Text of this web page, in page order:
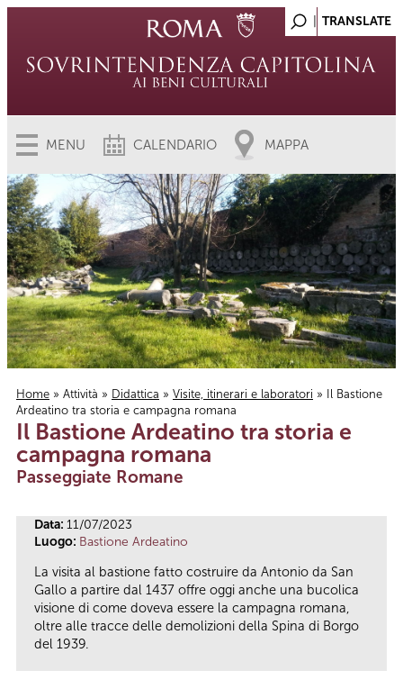
MENU CALENDARIO MAPPA
Tu sei qui
Home » Attività » Didattica » Visite, itinerari e laboratori » Il Bastione
Ardeatino tra storia e campagna romana
Il Bastione Ardeatino tra storia e
campagna romana
Passeggiate Romane
Data: 11/07/2023
Luogo: Bastione Ardeatino
La visita al bastione fatto costruire da Antonio da San
Gallo a partire dal 1437 offre oggi anche una bucolica
visione di come doveva essere la campagna romana,
oltre alle tracce delle demolizioni della Spina di Borgo
del 1939.